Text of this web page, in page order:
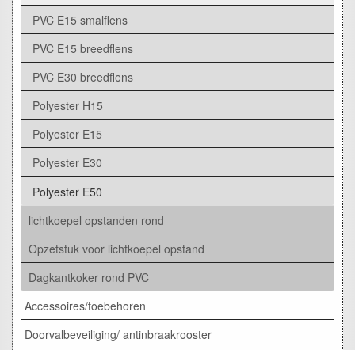
PVC E15 smalflens
PVC E15 breedflens
PVC E30 breedflens
Polyester H15
Polyester E15
Polyester E30
Polyester E50
lichtkoepel opstanden rond
Opzetstuk voor lichtkoepel opstand
Dagkantkoker rond PVC
Accessoires/toebehoren
Doorvalbeveiliging/ antinbraakrooster